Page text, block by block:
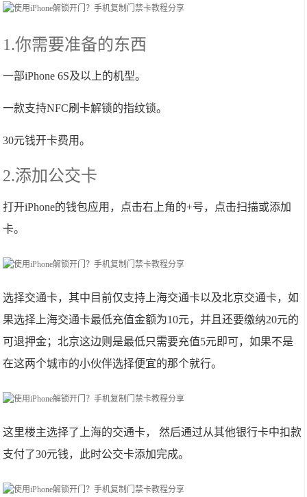
1.你需要准备的东西
一部iPhone 6S及以上的机型。
一款支持NFC刷卡解锁的指纹锁。
30元钱开卡费用。
2.添加公交卡
打开iPhone的钱包应用，点击右上角的+号，点击扫描或添加
卡。
选择交通卡，其中目前仅支持上海交通卡以及北京交通卡，如
果选择上海交通卡最低充值金额为10元，并且还要缴纳20元的
可退押金；北京这边则是最低只需要充值5元即可，如果不是
在这两个城市的小伙伴选择便宜的那个就行。
这里楼主选择了上海的交通卡， 然后通过从其他银行卡中扣款
支付了30元钱，此时公交卡添加完成。